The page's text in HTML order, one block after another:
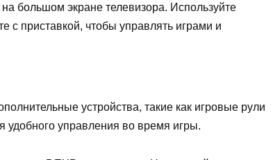
большом экране телевизора. Используйте
с приставкой, чтобы управлять играми и
устройства, такие как игровые рули
удобного управления во время игры.